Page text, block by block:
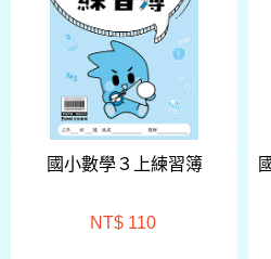
國小數學３上練習簿
NT$ 110